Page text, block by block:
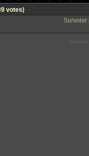
votes)
Survoler